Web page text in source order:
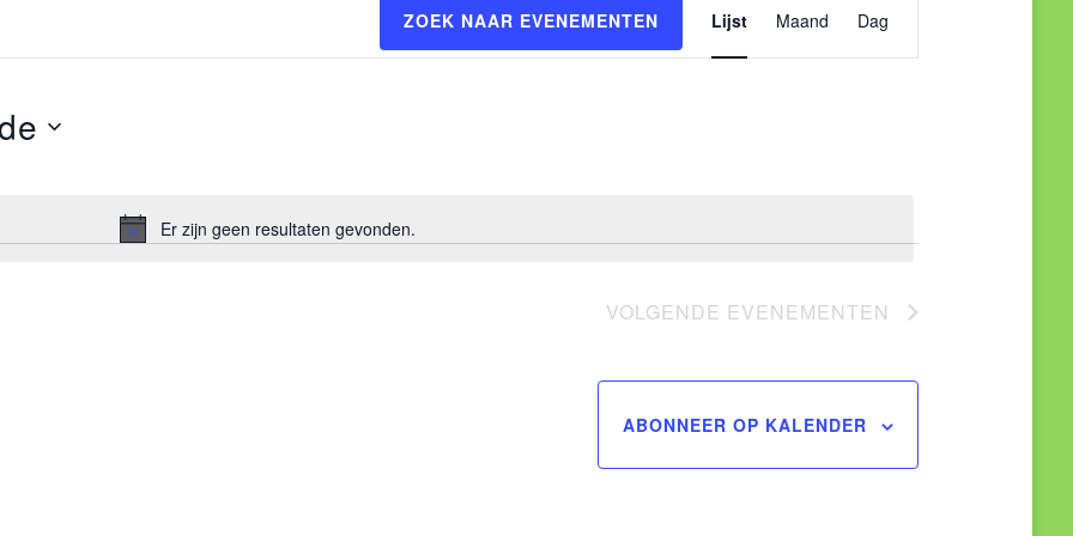
Bericht
Er zijn geen resultaten gevonden.
ZOEK NAAR EVENEMENTEN
weergaven
Lijst Maand Dag
VOLGENDE EVENEMENTEN
ABONNEER OP KALENDER